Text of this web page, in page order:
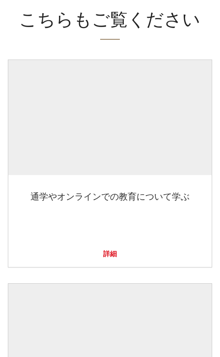
こちらもご覧ください
通学やオンラインでの教育について学ぶ
詳細